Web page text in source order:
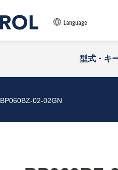
Language
型式・キ
BP060BZ-02-02GN